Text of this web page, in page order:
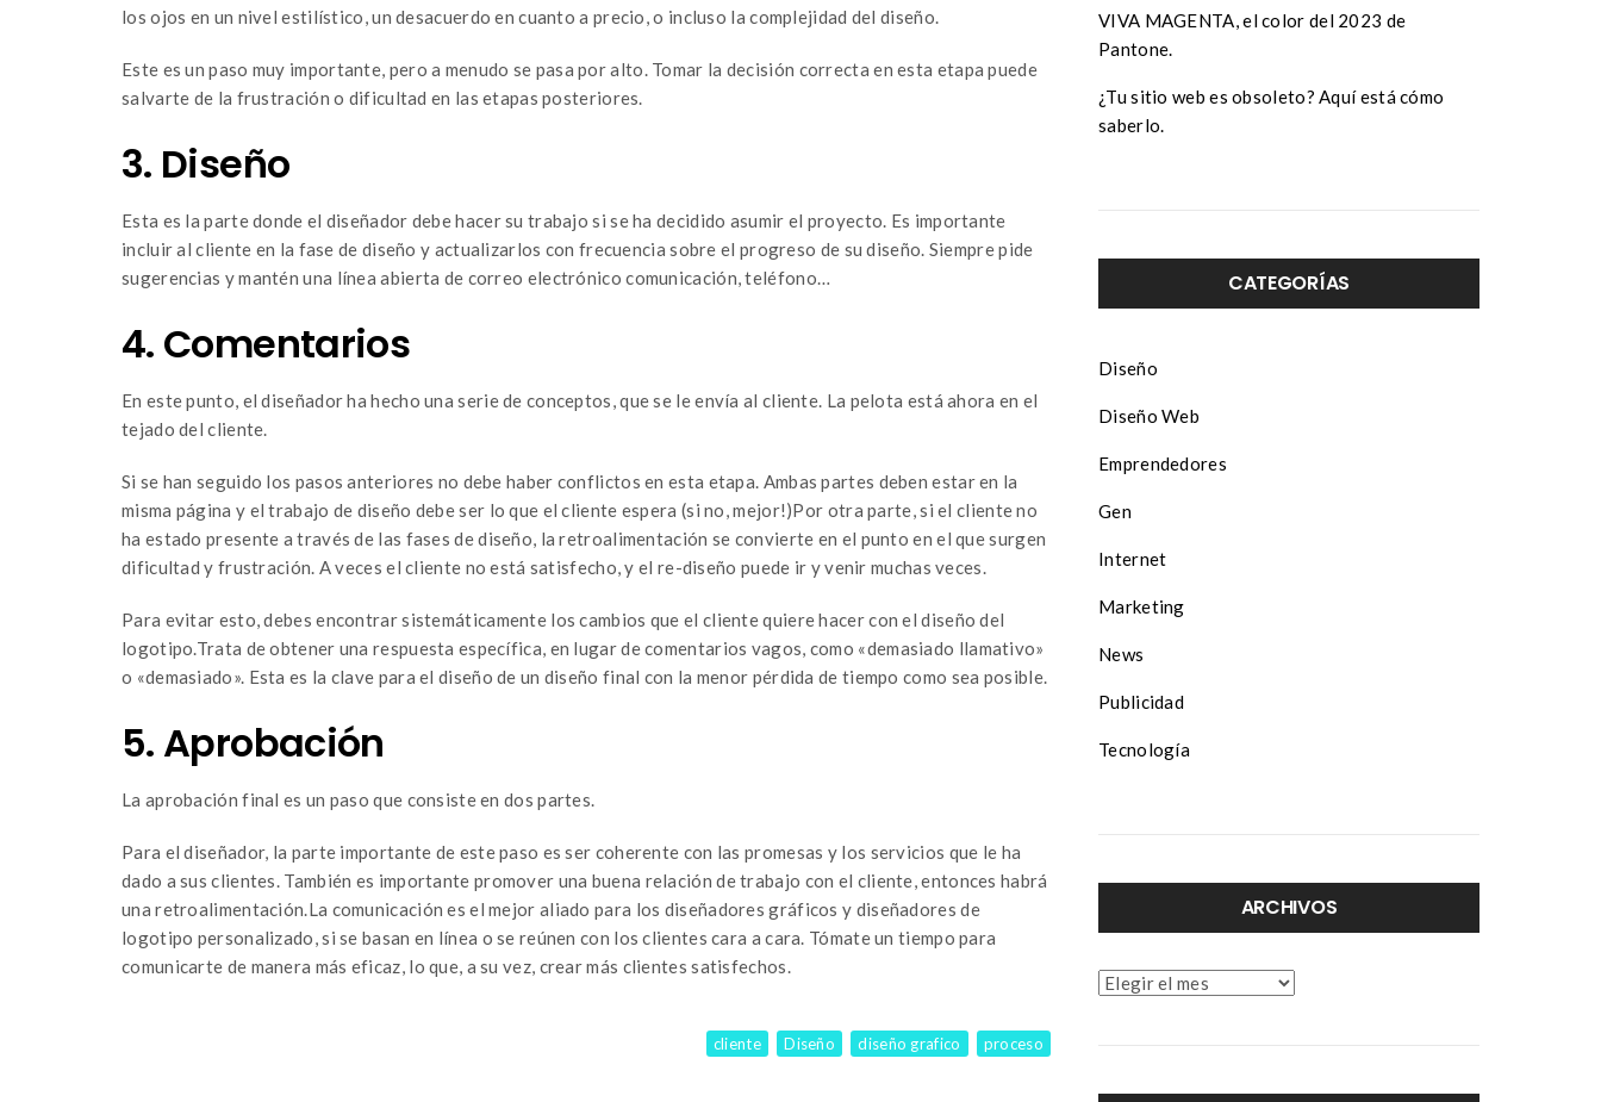
los ojos en un nivel estilístico, un desacuerdo en cuanto a precio, o incluso la complejidad del diseño.
Este es un paso muy importante, pero a menudo se pasa por alto. Tomar la decisión correcta en esta etapa puede
salvarte de la frustración o dificultad en las etapas posteriores.
3. Diseño
Esta es la parte donde el diseñador debe hacer su trabajo si se ha decidido asumir el proyecto. Es importante
incluir al cliente en la fase de diseño y actualizarlos con frecuencia sobre el progreso de su diseño. Siempre pide
sugerencias y mantén una línea abierta de correo electrónico comunicación, teléfono…
4. Comentarios
En este punto, el diseñador ha hecho una serie de conceptos, que se le envía al cliente. La pelota está ahora en el
tejado del cliente.
Si se han seguido los pasos anteriores no debe haber conflictos en esta etapa. Ambas partes deben estar en la
misma página y el trabajo de diseño debe ser lo que el cliente espera (si no, mejor!)Por otra parte, si el cliente no
ha estado presente a través de las fases de diseño, la retroalimentación se convierte en el punto en el que surgen
dificultad y frustración. A veces el cliente no está satisfecho, y el re-diseño puede ir y venir muchas veces.
Para evitar esto, debes encontrar sistemáticamente los cambios que el cliente quiere hacer con el diseño del
logotipo.Trata de obtener una respuesta específica, en lugar de comentarios vagos, como «demasiado llamativo»
o «demasiado». Esta es la clave para el diseño de un diseño final con la menor pérdida de tiempo como sea posible.
5. Aprobación
La aprobación final es un paso que consiste en dos partes.
Para el diseñador, la parte importante de este paso es ser coherente con las promesas y los servicios que le ha
dado a sus clientes. También es importante promover una buena relación de trabajo con el cliente, entonces habrá
una retroalimentación.La comunicación es el mejor aliado para los diseñadores gráficos y diseñadores de
logotipo personalizado, si se basan en línea o se reúnen con los clientes cara a cara. Tómate un tiempo para
comunicarte de manera más eficaz, lo que, a su vez, crear más clientes satisfechos.
cliente Diseño diseño grafico proceso
VIVA MAGENTA, el color del 2023 de
Pantone.
¿Tu sitio web es obsoleto? Aquí está cómo
saberlo.
CATEGORÍAS
Diseño
Diseño Web
Emprendedores
Gen
Internet
Marketing
News
Publicidad
Tecnología
ARCHIVOS
Archivos